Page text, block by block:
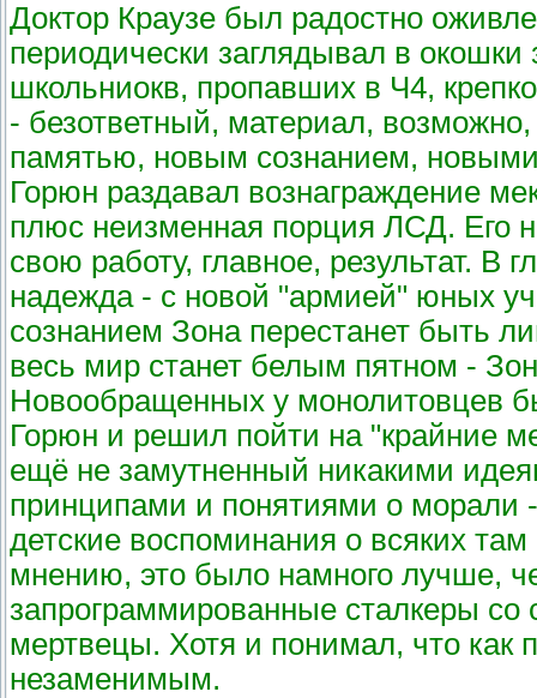
Доктор Краузе был радостно
периодически заглядывал в
школьниокв, пропавших в Ч4,
- безответный, материал,
памятью, новым сознанием,
Горюн раздавал вознаграждение
плюс неизменная порция ЛСД. Его
свою работу, главное, результат. В
надежда - с новой "армией" юных
сознанием Зона перестанет быть
весь мир станет белым пятном -
Новообращенных у монолитовцев
Горюн и решил пойти на "крайние
ещё не замутненный никакими
принципами и понятиями о морали
детские воспоминания о всяких
мнению, это было намного лучше,
запрограммированные сталкеры
мертвецы. Хотя и понимал, что как
незаменимым.